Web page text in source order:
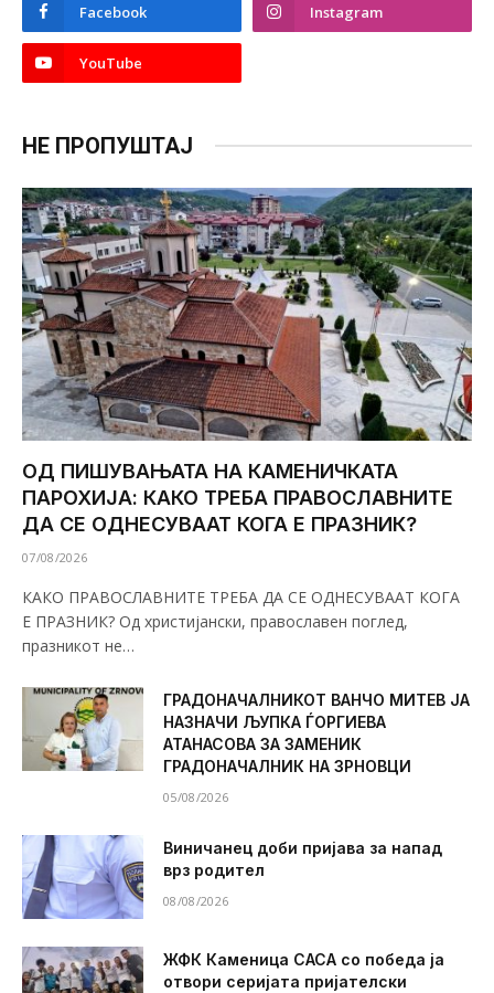
Facebook Instagram
YouTube
НЕ ПРОПУШТАЈ
ОД ПИШУВАЊАТА НА КАМЕНИЧКАТА
ПАРОХИЈА: КАКО ТРЕБА ПРАВОСЛАВНИТЕ
ДА СЕ ОДНЕСУВААТ КОГА Е ПРАЗНИК?
07/08/2026
КАКО ПРАВОСЛАВНИТЕ ТРЕБА ДА СЕ ОДНЕСУВААТ КОГА
Е ПРАЗНИК? Од христијански, православен поглед,
празникот не…
ГРАДОНАЧАЛНИКОТ ВАНЧО МИТЕВ ЈА
НАЗНАЧИ ЉУПКА ЃОРГИЕВА
АТАНАСОВА ЗА ЗАМЕНИК
ГРАДОНАЧАЛНИК НА ЗРНОВЦИ
05/08/2026
Виничанец доби пријава за напад
врз родител
08/08/2026
ЖФК Каменица САСА со победа ја
отвори серијата пријателски